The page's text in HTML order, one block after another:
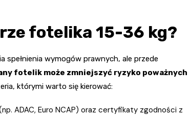
fotelika 15-36 kg?
wymogów prawnych, ale przede
fotelik może zmniejszyć ryzyko poważnych
którymi warto się kierować:
ADAC, Euro NCAP) oraz certyfikaty zgodności z